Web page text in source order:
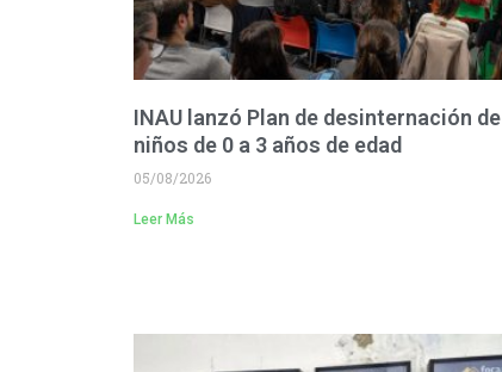
INAU lanzó Plan de desinternación de
niños de 0 a 3 años de edad
05/08/2026
Leer Más